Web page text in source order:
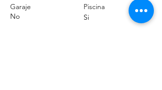
Garaje
No
Piscina
Si